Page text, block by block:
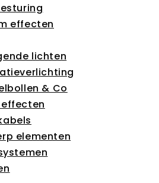
effecten
lichten
& Co
effecten
elementen